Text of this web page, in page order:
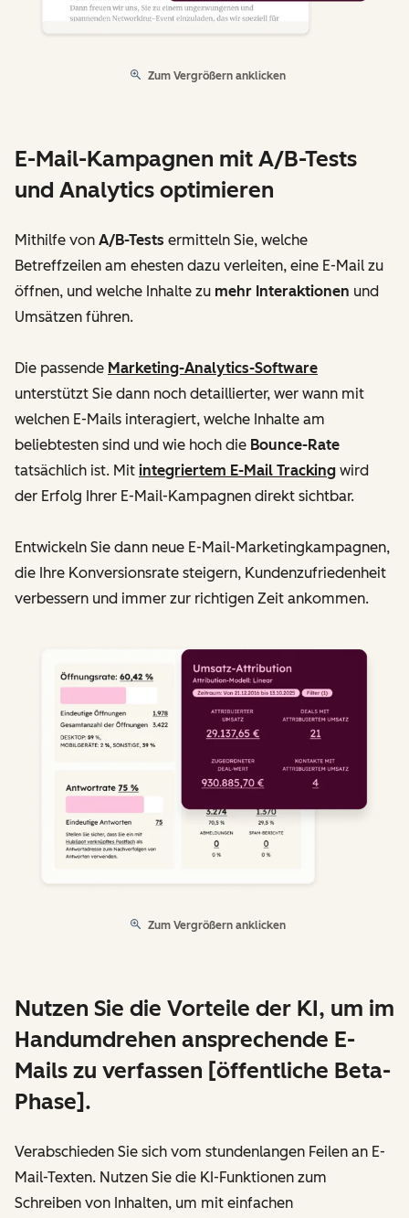
Zum Vergrößern anklicken
E-Mail-Kampagnen mit A/B-Tests
und Analytics optimieren
Mithilfe von A/B-Tests ermitteln Sie, welche
Betreffzeilen am ehesten dazu verleiten, eine E-Mail zu
öffnen, und welche Inhalte zu mehr Interaktionen und
Umsätzen führen.
Die passende Marketing-Analytics-Software
unterstützt Sie dann noch detaillierter, wer wann mit
welchen E-Mails interagiert, welche Inhalte am
beliebtesten sind und wie hoch die Bounce-Rate
tatsächlich ist. Mit integriertem E-Mail Tracking wird
der Erfolg Ihrer E-Mail-Kampagnen direkt sichtbar.
Entwickeln Sie dann neue E-Mail-Marketingkampagnen,
die Ihre Konversionsrate steigern, Kundenzufriedenheit
verbessern und immer zur richtigen Zeit ankommen.
Zum Vergrößern anklicken
Nutzen Sie die Vorteile der KI, um im
Handumdrehen ansprechende E-
Mails zu verfassen [öffentliche Beta-
Phase].
Verabschieden Sie sich vom stundenlangen Feilen an E-
Mail-Texten. Nutzen Sie die KI-Funktionen zum
Schreiben von Inhalten, um mit einfachen